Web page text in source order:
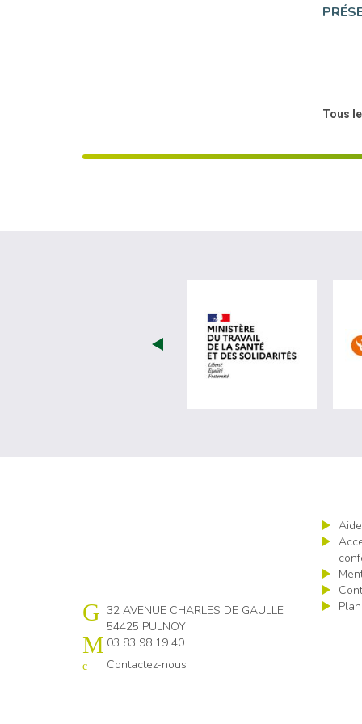
Tous
visiter les
Cap emploi 54
32 AVENUE CHARLES DE GAULLE
54425 PULNOY
03 83 98 19 40
Contactez-nous